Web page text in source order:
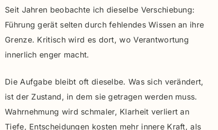
Seit Jahren beobachte ich dieselbe Verschiebung:
Führung gerät selten durch fehlendes Wissen an ihre
Grenze. Kritisch wird es dort, wo Verantwortung
innerlich enger macht.
Die Aufgabe bleibt oft dieselbe. Was sich verändert,
ist der Zustand, in dem sie getragen werden muss.
Wahrnehmung wird schmaler, Klarheit verliert an
Tiefe, Entscheidungen kosten mehr innere Kraft, als